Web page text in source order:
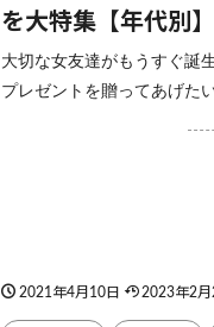
を大特集【年代別】
大切な女友達がもうすぐ誕
プレゼントを贈ってあげた
2021年4月10日 2023年2月